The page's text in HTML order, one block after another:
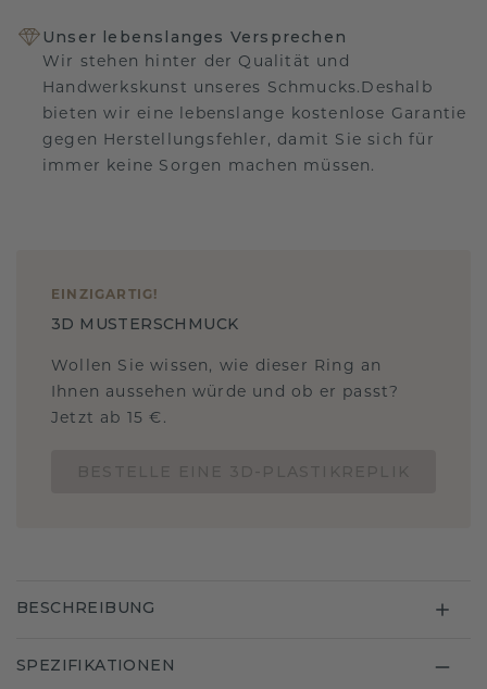
Unser lebenslanges Versprechen
Wir stehen hinter der Qualität und
Handwerkskunst unseres Schmucks.Deshalb
bieten wir eine lebenslange kostenlose Garantie
gegen Herstellungsfehler, damit Sie sich für
immer keine Sorgen machen müssen.
EINZIGARTIG !
3D MUSTERSCHMUCK
Wollen Sie wissen, wie dieser Ring an
Ihnen aussehen würde und ob er passt?
Jetzt ab 15 €.
BESCHREIBUNG
SPEZIFIKATIONEN